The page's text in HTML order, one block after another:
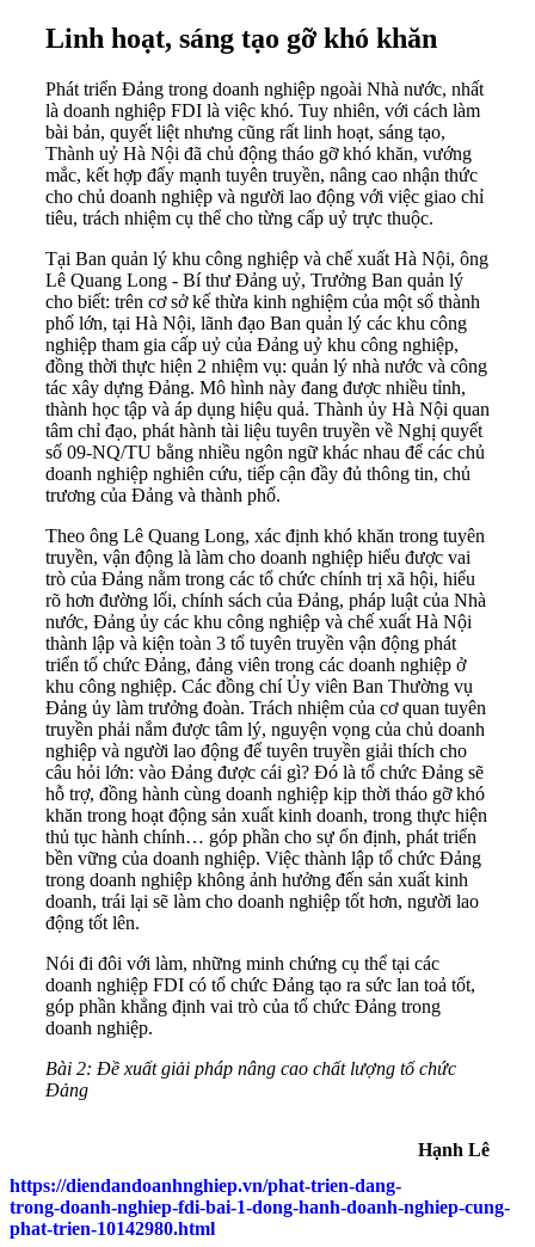
Linh hoạt, sáng tạo gỡ khó khăn
Phát triển Đảng trong doanh nghiệp ngoài Nhà nước, nhất
là doanh nghiệp FDI là việc khó. Tuy nhiên, với cách làm
bài bản, quyết liệt nhưng cũng rất linh hoạt, sáng tạo,
Thành uỷ Hà Nội đã chủ động tháo gỡ khó khăn, vướng
mắc, kết hợp đẩy mạnh tuyên truyền, nâng cao nhận thức
cho chủ doanh nghiệp và người lao động với việc giao chỉ
tiêu, trách nhiệm cụ thể cho từng cấp uỷ trực thuộc.
Tại Ban quản lý khu công nghiệp và chế xuất Hà Nội, ông
Lê Quang Long - Bí thư Đảng uỷ, Trưởng Ban quản lý
cho biết: trên cơ sở kế thừa kinh nghiệm của một số thành
phố lớn, tại Hà Nội, lãnh đạo Ban quản lý các khu công
nghiệp tham gia cấp uỷ của Đảng uỷ khu công nghiệp,
đồng thời thực hiện 2 nhiệm vụ: quản lý nhà nước và công
tác xây dựng Đảng. Mô hình này đang được nhiều tỉnh,
thành học tập và áp dụng hiệu quả. Thành ủy Hà Nội quan
tâm chỉ đạo, phát hành tài liệu tuyên truyền về Nghị quyết
số 09-NQ/TU bằng nhiều ngôn ngữ khác nhau để các chủ
doanh nghiệp nghiên cứu, tiếp cận đầy đủ thông tin, chủ
trương của Đảng và thành phố.
Theo ông Lê Quang Long, xác định khó khăn trong tuyên
truyền, vận động là làm cho doanh nghiệp hiểu được vai
trò của Đảng nằm trong các tổ chức chính trị xã hội, hiểu
rõ hơn đường lối, chính sách của Đảng, pháp luật của Nhà
nước, Đảng ủy các khu công nghiệp và chế xuất Hà Nội
thành lập và kiện toàn 3 tổ tuyên truyền vận động phát
triển tổ chức Đảng, đảng viên trong các doanh nghiệp ở
khu công nghiệp. Các đồng chí Ủy viên Ban Thường vụ
Đảng ủy làm trưởng đoàn. Trách nhiệm của cơ quan tuyên
truyền phải nắm được tâm lý, nguyện vọng của chủ doanh
nghiệp và người lao động để tuyên truyền giải thích cho
câu hỏi lớn: vào Đảng được cái gì? Đó là tổ chức Đảng sẽ
hỗ trợ, đồng hành cùng doanh nghiệp kịp thời tháo gỡ khó
khăn trong hoạt động sản xuất kinh doanh, trong thực hiện
thủ tục hành chính… góp phần cho sự ổn định, phát triển
bền vững của doanh nghiệp. Việc thành lập tổ chức Đảng
trong doanh nghiệp không ảnh hưởng đến sản xuất kinh
doanh, trái lại sẽ làm cho doanh nghiệp tốt hơn, người lao
động tốt lên.
Nói đi đôi với làm, những minh chứng cụ thể tại các
doanh nghiệp FDI có tổ chức Đảng tạo ra sức lan toả tốt,
góp phần khẳng định vai trò của tổ chức Đảng trong
doanh nghiệp.
Bài 2: Đề xuất giải pháp nâng cao chất lượng tổ chức
Đảng
Hạnh Lê
https://diendandoanhnghiep.vn/phat-trien-dang-
trong-doanh-nghiep-fdi-bai-1-dong-hanh-doanh-nghiep-cung-
phat-trien-10142980.html